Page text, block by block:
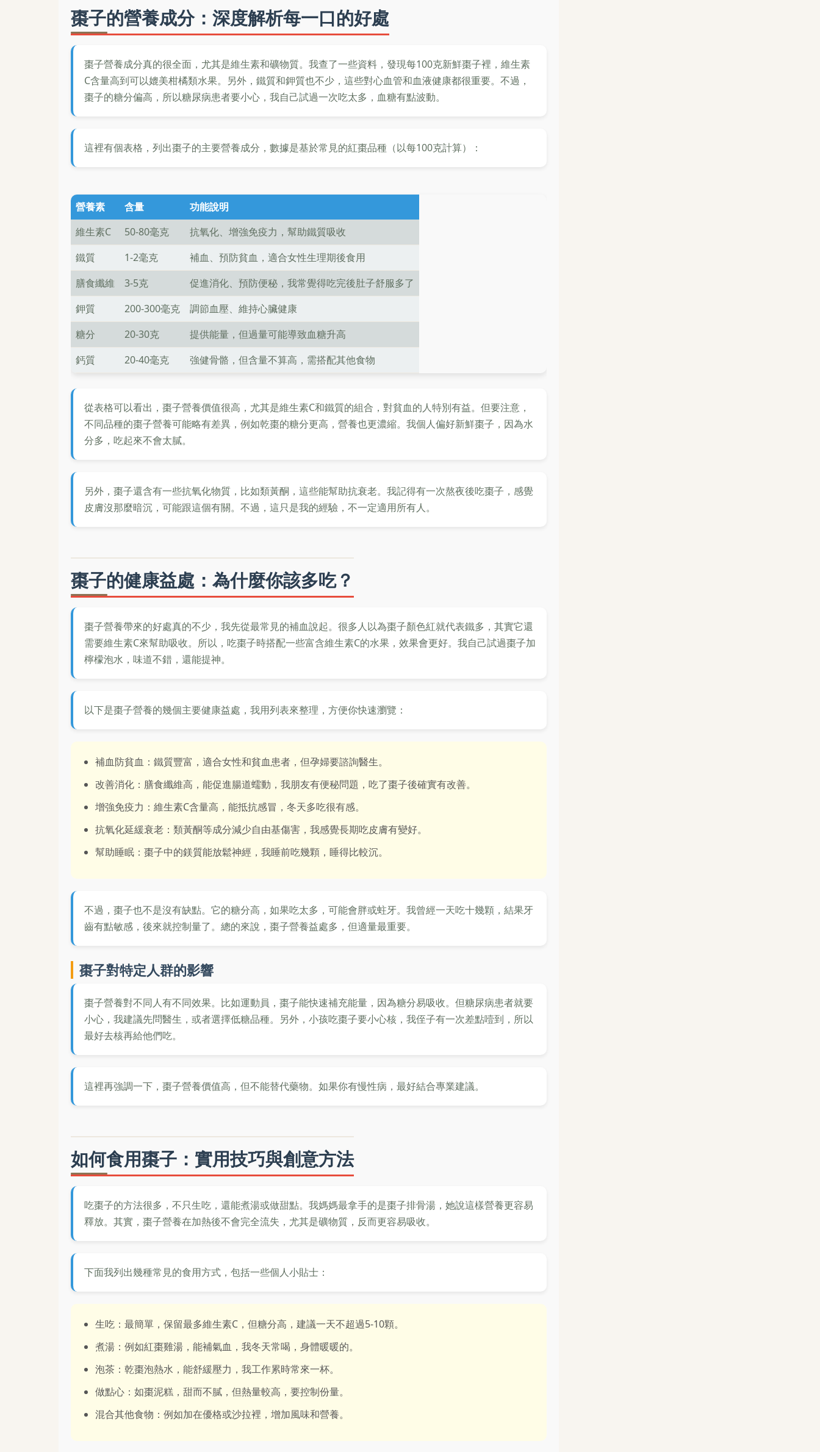
棗子的營養成分：深度解析每一口的好處
棗子營養成分真的很全面，尤其是維生素和礦物質。我查了一些資料，發現每100克新鮮棗子裡，維生素
C含量高到可以媲美柑橘類水果。另外，鐵質和鉀質也不少，這些對心血管和血液健康都很重要。不過，
棗子的糖分偏高，所以糖尿病患者要小心，我自己試過一次吃太多，血糖有點波動。
這裡有個表格，列出棗子的主要營養成分，數據是基於常見的紅棗品種（以每100克計算）：
營養素 含量
功能說明
維生素C
50-80毫克
抗氧化、增強免疫力，幫助鐵質吸收
鐵質
1-2毫克
補血、預防貧血，適合女性生理期後食用
膳食纖維
3-5克
促進消化、預防便秘，我常覺得吃完後肚子舒服多了
鉀質
200-300毫克
調節血壓、維持心臟健康
糖分
20-30克
提供能量，但過量可能導致血糖升高
鈣質
20-40毫克 強健骨骼，但含量不算高，需搭配其他食物
從表格可以看出，棗子營養價值很高，尤其是維生素C和鐵質的組合，對貧血的人特別有益。但要注意，
不同品種的棗子營養可能略有差異，例如乾棗的糖分更高，營養也更濃縮。我個人偏好新鮮棗子，因為水
分多，吃起來不會太膩。
另外，棗子還含有一些抗氧化物質，比如類黃酮，這些能幫助抗衰老。我記得有一次熬夜後吃棗子，感覺
皮膚沒那麼暗沉，可能跟這個有關。不過，這只是我的經驗，不一定適用所有人。
棗子的健康益處：為什麼你該多吃？
棗子營養帶來的好處真的不少，我先從最常見的補血說起。很多人以為棗子顏色紅就代表鐵多，其實它還
需要維生素C來幫助吸收。所以，吃棗子時搭配一些富含維生素C的水果，效果會更好。我自己試過棗子加
檸檬泡水，味道不錯，還能提神。
以下是棗子營養的幾個主要健康益處，我用列表來整理，方便你快速瀏覽：
補血防貧血：鐵質豐富，適合女性和貧血患者，但孕婦要諮詢醫生。
改善消化：膳食纖維高，能促進腸道蠕動，我朋友有便秘問題，吃了棗子後確實有改善。
增強免疫力：維生素C含量高，能抵抗感冒，冬天多吃很有感。
抗氧化延緩衰老：類黃酮等成分減少自由基傷害，我感覺長期吃皮膚有變好。
幫助睡眠：棗子中的鎂質能放鬆神經，我睡前吃幾顆，睡得比較沉。
不過，棗子也不是沒有缺點。它的糖分高，如果吃太多，可能會胖或蛀牙。我曾經一天吃十幾顆，結果牙
齒有點敏感，後來就控制量了。總的來說，棗子營養益處多，但適量最重要。
棗子對特定人群的影響
棗子營養對不同人有不同效果。比如運動員，棗子能快速補充能量，因為糖分易吸收。但糖尿病患者就要
小心，我建議先問醫生，或者選擇低糖品種。另外，小孩吃棗子要小心核，我侄子有一次差點噎到，所以
最好去核再給他們吃。
這裡再強調一下，棗子營養價值高，但不能替代藥物。如果你有慢性病，最好結合專業建議。
如何食用棗子：實用技巧與創意方法
吃棗子的方法很多，不只生吃，還能煮湯或做甜點。我媽媽最拿手的是棗子排骨湯，她說這樣營養更容易
釋放。其實，棗子營養在加熱後不會完全流失，尤其是礦物質，反而更容易吸收。
下面我列出幾種常見的食用方式，包括一些個人小貼士：
生吃：最簡單，保留最多維生素C，但糖分高，建議一天不超過5-10顆。
煮湯：例如紅棗雞湯，能補氣血，我冬天常喝，身體暖暖的。
泡茶：乾棗泡熱水，能舒緩壓力，我工作累時常來一杯。
做點心：如棗泥糕，甜而不膩，但熱量較高，要控制份量。
混合其他食物：例如加在優格或沙拉裡，增加風味和營養。